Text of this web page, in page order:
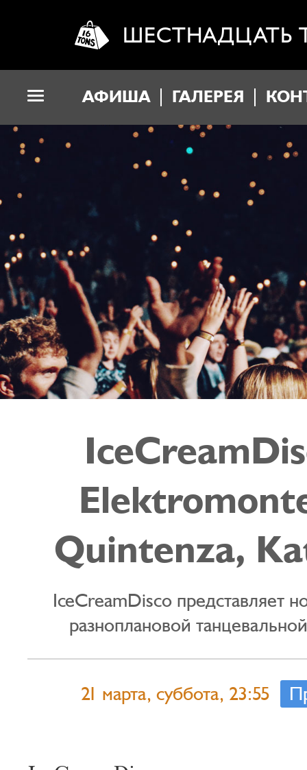
ШЕСТНАДЦАТЬ
АФИША ГАЛЕРЕЯ
Quintenza,
IceCreamDisco представляет
разноплановой
21 марта, суббота, 23:55